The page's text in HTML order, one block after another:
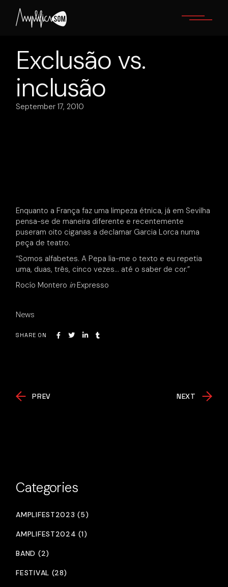
content
Exclusão vs.
inclusão
September 17, 2010
Enquanto a França faz uma limpeza étnica, já em Sevilha
pensa-se de maneira diferente e recentemente
puseram oito ciganas a declamar Garcia Lorca numa
peça de teatro.
“Somos alfabetes. A Pepa lia-me o texto e eu repetia
uma, duas, três, cinco vezes… até o saber de cor.”
Rocío Montero inExpresso
News
SHARE ON
PREV NEXT
Categories
AMPLIFEST2023 (5)
AMPLIFEST2024 (1)
BAND (2)
FESTIVAL (28)